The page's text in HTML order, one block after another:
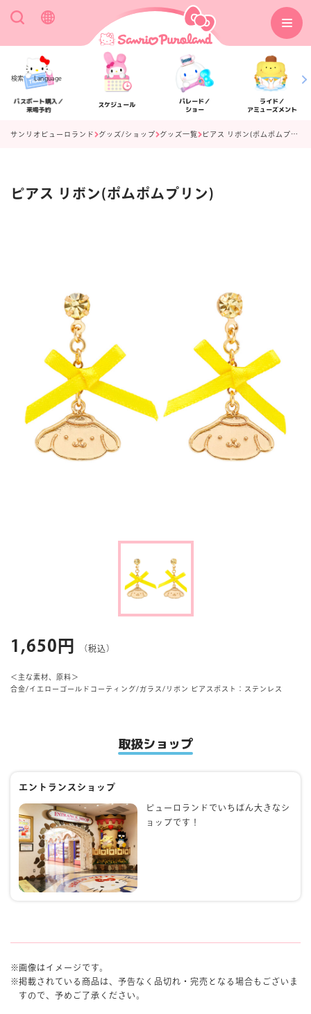
検索 Language
パスポート購入／
来場予約
スケジュール
パレード／
ショー
ライド／
アミューズメント
アクセス フロアマップ
楽しみ方 サービスガイド
よくあるご質問 ニュース
サンリオピューロランド グッズ/ショップ グッズ一覧 ピアス リボン(ポムポムプリン)
ピアス リボン(ポムポムプリン)
1,650円 （税込）
＜主な素材、原料＞
合金/イエローゴールドコーティング/ガラス/リボン ピアスポスト：ステンレス
取扱ショップ
エントランスショップ
ピューロランドでいちばん大きなシ
ョップです！
画像はイメージです。
掲載されている商品は、予告なく品切れ・完売となる場合もございま
すので、予めご了承ください。